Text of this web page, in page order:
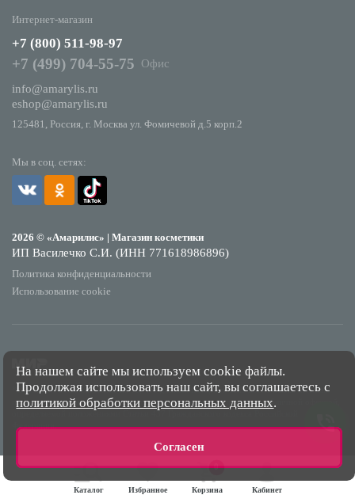
Каталог Избранное
0
Корзина Кабинет
Мы в соц. сетях:
2026 © «Амарилис» | Магазин косметики
ИП Василечко С.И. (ИНН 771618986896)
Политика конфиденциальности
Использование cookie
Интернет-магазин
+7 (800) 511-98-97
+7 (499) 704-55-75
Офис
info@amarylis.ru
eshop@amarylis.ru
125481, Россия, г. Москва ул. Фомичевой д.5 корп.2
*Обращаем Ваше внимание на то, что данный интернет-сайт носит исключительно
информационный характер и ни при каких условиях не является публичной офертой,
определяемой положениями Статьи 437 Гражданского кодекса Российской
Федерации.
На нашем сайте мы используем cookie файлы.
Продолжая использовать наш сайт, вы соглашаетесь с
политикой обработки персональных данных.
Согласен